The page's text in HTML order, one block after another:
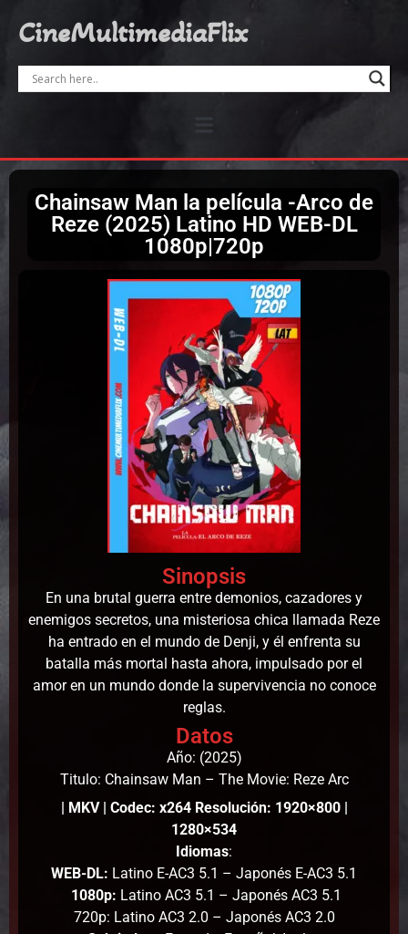
CineMultimediaFlix
Chainsaw Man la película -Arco de
Reze (2025) Latino HD WEB-DL
1080p|720p
Sinopsis
En una brutal guerra entre demonios, cazadores y
enemigos secretos, una misteriosa chica llamada Reze
ha entrado en el mundo de Denji, y él enfrenta su
batalla más mortal hasta ahora, impulsado por el
amor en un mundo donde la supervivencia no conoce
reglas.
Datos
Año: (2025)
Titulo: Chainsaw Man – The Movie: Reze Arc
| MKV | Codec: x264 Resolución: 1920×800 |
1280×534
Idiomas:
WEB-DL: Latino E-AC3 5.1 – Japonés E-AC3 5.1
1080p: Latino AC3 5.1 – Japonés AC3 5.1
720p: Latino AC3 2.0 – Japonés AC3 2.0